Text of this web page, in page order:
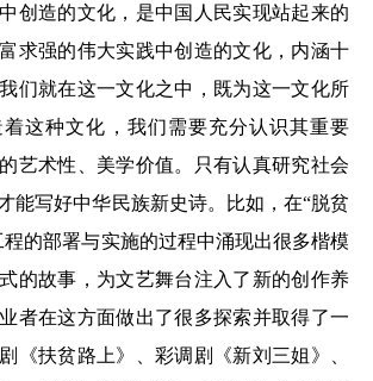
创造的文化，是中国人民实现站起来的
求强的伟大实践中创造的文化，内涵十
们就在这一文化之中，既为这一文化所
这种文化，我们需要充分认识其重要
艺术性、美学价值。只有认真研究社会
能写好中华民族新史诗。比如，在“脱贫
的部署与实施的过程中涌现出很多楷模
的故事，为文艺舞台注入了新的创作养
者在这方面做出了很多探索并取得了一
《扶贫路上》、彩调剧《新刘三姐》、